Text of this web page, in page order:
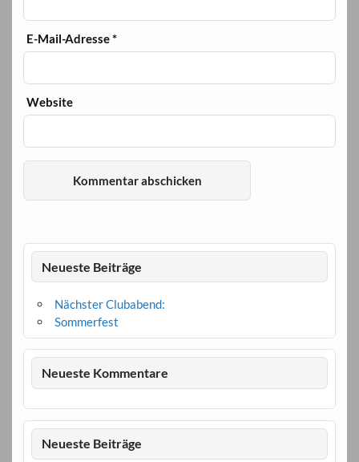
E-Mail-Adresse*
Website
Neueste Beiträge
Nächster Clubabend:
Sommerfest
Neueste Kommentare
Neueste Beiträge